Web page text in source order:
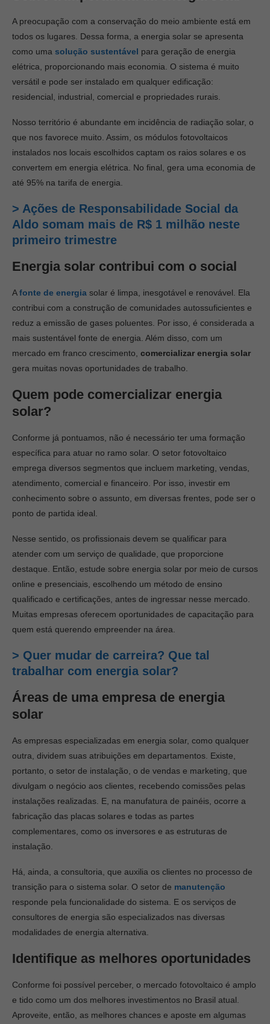
A preocupação com a conservação do meio ambiente está em
todos os lugares. Dessa forma, a energia solar se apresenta
como uma solução sustentável para geração de energia
elétrica, proporcionando mais economia. O sistema é muito
versátil e pode ser instalado em qualquer edificação:
residencial, industrial, comercial e propriedades rurais.
Nosso território é abundante em incidência de radiação solar, o
que nos favorece muito. Assim, os módulos fotovoltaicos
instalados nos locais escolhidos captam os raios solares e os
convertem em energia elétrica. No final, gera uma economia de
até 95% na tarifa de energia.
> Ações de Responsabilidade Social da
Aldo somam mais de R$ 1 milhão neste
primeiro trimestre
Energia solar contribui com o social
Afonte de energia solar é limpa, inesgotável e renovável. Ela
contribui com a construção de comunidades autossuficientes e
reduz a emissão de gases poluentes. Por isso, é considerada a
mais sustentável fonte de energia. Além disso, com um
mercado em franco crescimento, comercializar energia solar
gera muitas novas oportunidades de trabalho.
Quem pode comercializar energia
solar?
Conforme já pontuamos, não é necessário ter uma formação
específica para atuar no ramo solar. O setor fotovoltaico
emprega diversos segmentos que incluem marketing, vendas,
atendimento, comercial e financeiro. Por isso, investir em
conhecimento sobre o assunto, em diversas frentes, pode ser o
ponto de partida ideal.
Nesse sentido, os profissionais devem se qualificar para
atender com um serviço de qualidade, que proporcione
destaque. Então, estude sobre energia solar por meio de cursos
online e presenciais, escolhendo um método de ensino
qualificado e certificações, antes de ingressar nesse mercado.
Muitas empresas oferecem oportunidades de capacitação para
quem está querendo empreender na área.
> Quer mudar de carreira? Que tal
trabalhar com energia solar?
Áreas de uma empresa de energia
solar
As empresas especializadas em energia solar, como qualquer
outra, dividem suas atribuições em departamentos. Existe,
portanto, o setor de instalação, o de vendas e marketing, que
divulgam o negócio aos clientes, recebendo comissões pelas
instalações realizadas. E, na manufatura de painéis, ocorre a
fabricação das placas solares e todas as partes
complementares, como os inversores e as estruturas de
instalação.
Há, ainda, a consultoria, que auxilia os clientes no processo de
transição para o sistema solar. O setor de manutenção
responde pela funcionalidade do sistema. E os serviços de
consultores de energia são especializados nas diversas
modalidades de energia alternativa.
Identifique as melhores oportunidades
Conforme foi possível perceber, o mercado fotovoltaico é amplo
e tido como um dos melhores investimentos no Brasil atual.
Aproveite, então, as melhores chances e aposte em algumas